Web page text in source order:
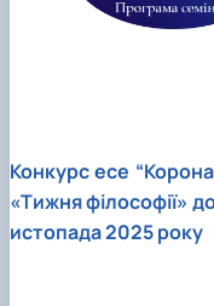
Конкурс есе
«Тижня філософії»
истопада 2025 року